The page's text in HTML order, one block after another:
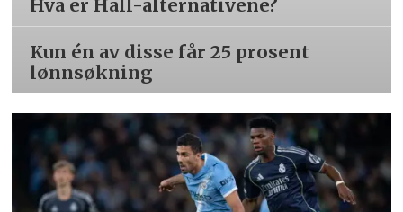
Hva er Hall-alternativene?
Kun én av disse får 25 prosent
lønnsøkning